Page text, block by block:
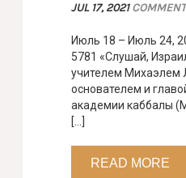
JUL 17, 2021 COMMENT
Июль 18 – Июль 24,
5781 «Слушай,
учителем Михаэлем
основателем и
академии каббалы
[…]
READ MORE